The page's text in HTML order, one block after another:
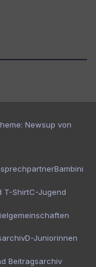
Newsup von
Bambini
T-ShirtC-Jugend
D-Juniorinnen
Beitragsarchiv